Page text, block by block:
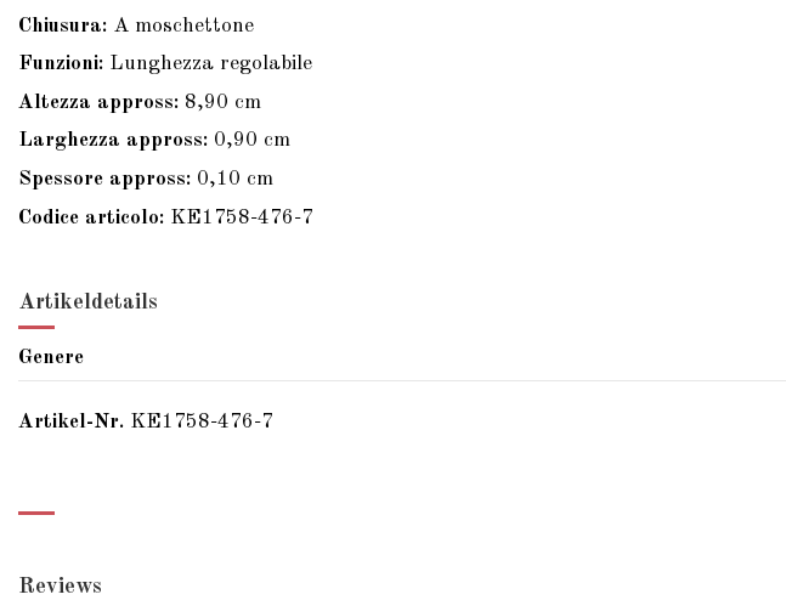
Chiusura: A moschettone
Funzioni: Lunghezza regolabile
Altezza appross: 8,90 cm
Larghezza appross: 0,90 cm
Spessore appross: 0,10 cm
Codice articolo: KE1758-476-7
Artikeldetails
Genere
Artikel-Nr. KE1758-476-7
Reviews